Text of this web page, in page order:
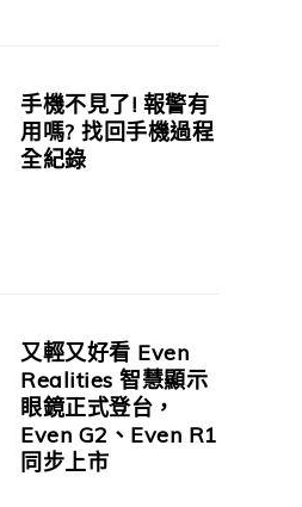
手機不見了! 報警有
用嗎? 找回手機過程
全紀錄
又輕又好看 Even
Realities 智慧顯示
眼鏡正式登台，
Even G2、Even R1
同步上市